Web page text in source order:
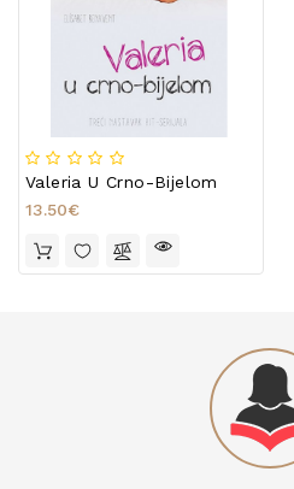
Valeria U Crno-Bijelom
13.50€